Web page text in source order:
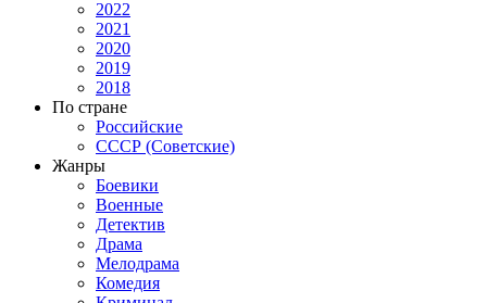
2022
2021
2020
2019
2018
По стране
Российские
СССР (Советские)
Жанры
Боевики
Военные
Детектив
Драма
Мелодрама
Комедия